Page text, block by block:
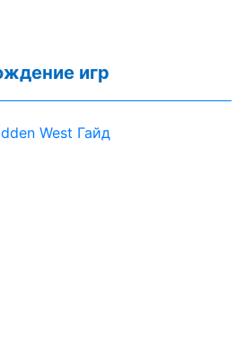
игр
West Гайд